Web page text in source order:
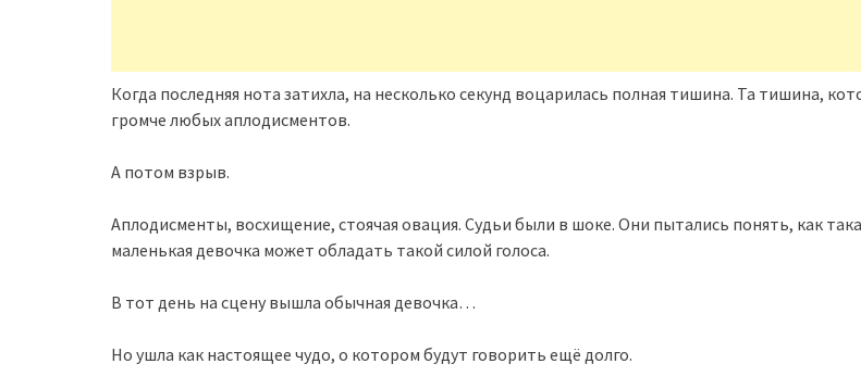
Когда последняя нота затихла, на несколько секунд воцарилась полная тишина. Та тишина,
громче любых аплодисментов.
А потом взрыв.
Аплодисменты, восхищение, стоячая овация. Судьи были в шоке. Они пытались понять, как
маленькая девочка может обладать такой силой голоса.
В тот день на сцену вышла обычная девочка…
Но ушла как настоящее чудо, о котором будут говорить ещё долго.